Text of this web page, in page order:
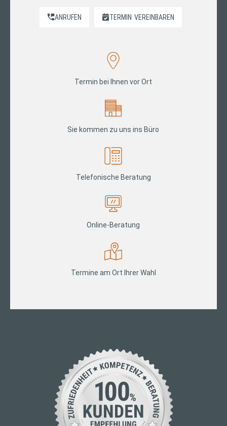
ANRUFEN TERMIN VEREINBAREN
Termin bei Ihnen vor Ort
Sie kommen zu uns ins Büro
Telefonische Beratung
Online-Beratung
Termine am Ort Ihrer Wahl